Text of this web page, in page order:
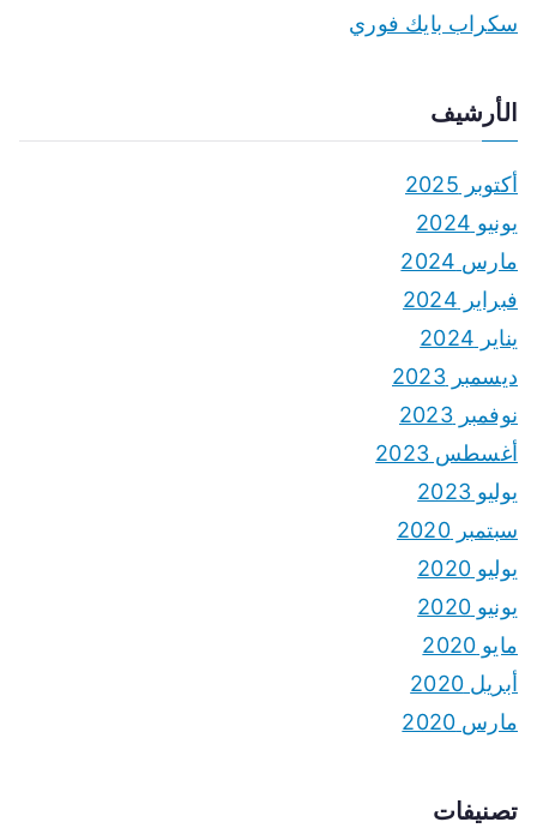
سكراب بايك فوري
الأرشيف
أكتوبر 2025
يونيو 2024
مارس 2024
فبراير 2024
يناير 2024
ديسمبر 2023
نوفمبر 2023
أغسطس 2023
يوليو 2023
سبتمبر 2020
يوليو 2020
يونيو 2020
مايو 2020
أبريل 2020
مارس 2020
تصنيفات